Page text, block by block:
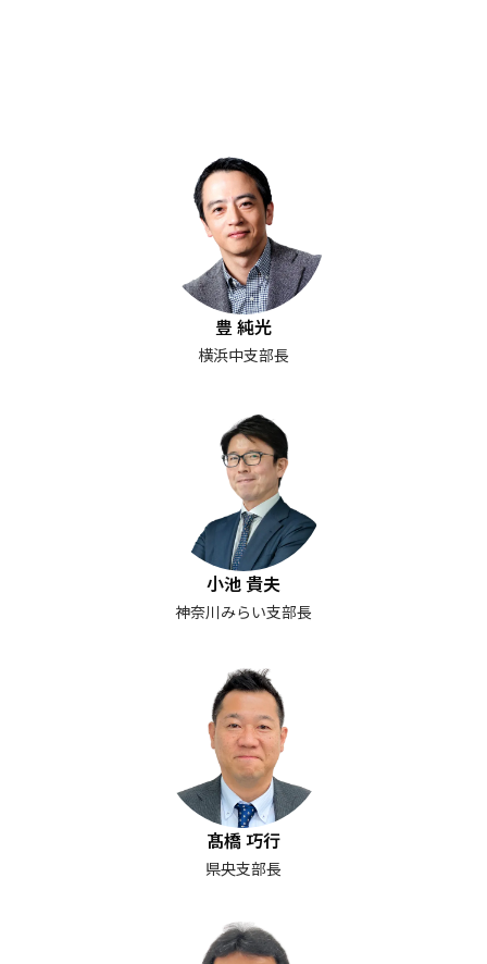
豊 純光
横浜中支部長
小池 貴夫
神奈川みらい支部長
髙橋 巧行
県央支部長